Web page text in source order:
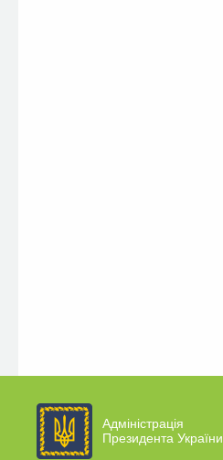
Адміністрація
Президента України